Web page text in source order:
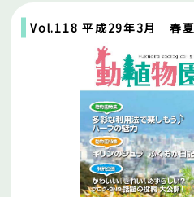
Vol.118 平成29年3月 春